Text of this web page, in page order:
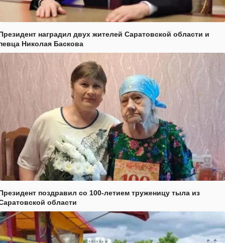
наградил двух жителей Саратовской области и
Николая Баскова
поздравил со 100-летием труженицу тыла из
области